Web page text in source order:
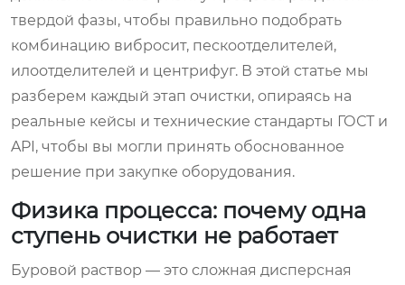
твердой фазы, чтобы правильно подобрать
комбинацию вибросит, пескоотделителей,
илоотделителей и центрифуг. В этой статье мы
разберем каждый этап очистки, опираясь на
реальные кейсы и технические стандарты ГОСТ и
API, чтобы вы могли принять обоснованное
решение при закупке оборудования.
Физика процесса: почему одна
ступень очистки не работает
Буровой раствор — это сложная дисперсная